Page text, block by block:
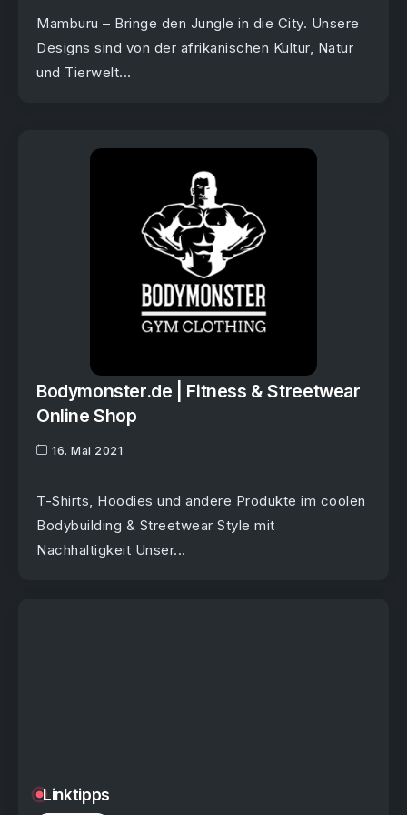
Mamburu – Bringe den Jungle in die City. Unsere
Designs sind von der afrikanischen Kultur, Natur
und Tierwelt...
Bodymonster.de | Fitness & Streetwear
Online Shop
16. Mai 2021
T-Shirts, Hoodies und andere Produkte im coolen
Bodybuilding & Streetwear Style mit
Nachhaltigkeit Unser...
Linktipps